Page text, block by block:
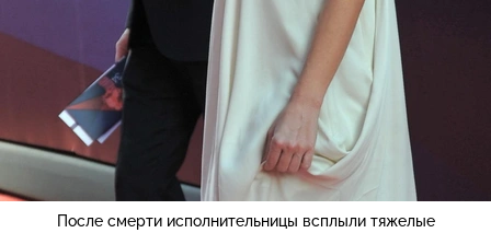
После смерти исполнительницы всплыли тяжелые